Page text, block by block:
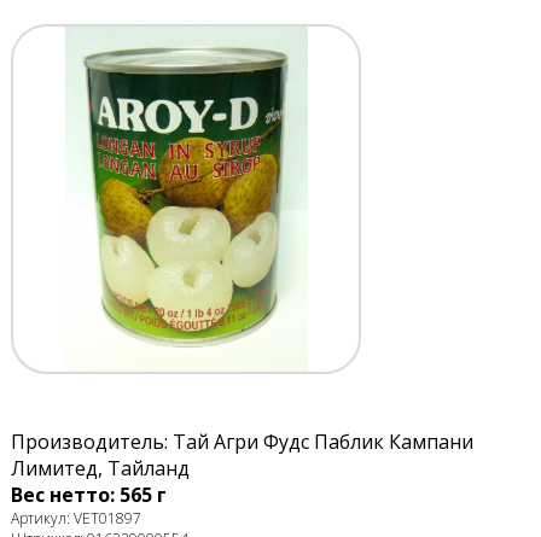
Производитель: Тай Агри Фудс Паблик Кампани
Лимитед, Тайланд
Вес нетто: 565 г
Артикул: VET01897